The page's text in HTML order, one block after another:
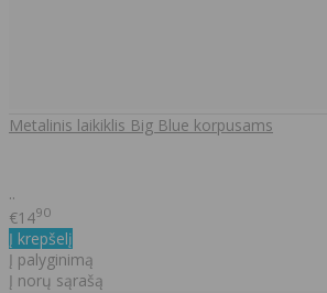
Metalinis laikiklis Big Blue korpusams
..
€1490
Į krepšelį
Į palyginimą
Į norų sąrašą